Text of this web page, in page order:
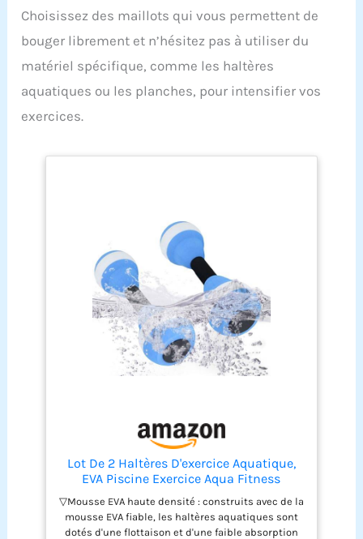
Choisissez des maillots qui vous permettent de
bouger librement et n’hésitez pas à utiliser du
matériel spécifique, comme les haltères
aquatiques ou les planches, pour intensifier vos
exercices.
Lot De 2 Haltères D'exercice Aquatique,
EVA Piscine Exercice Aqua Fitness
Haltères Pour Aquagym, Poids D'eau
Rembourrés Doux Pour L'exercice En
Piscine, L'aquagym, Renforcer Les
▽Mousse EVA haute densité : construits avec de la
mousse EVA fiable, les haltères aquatiques sont
dotés d'une flottaison et d'une faible absorption